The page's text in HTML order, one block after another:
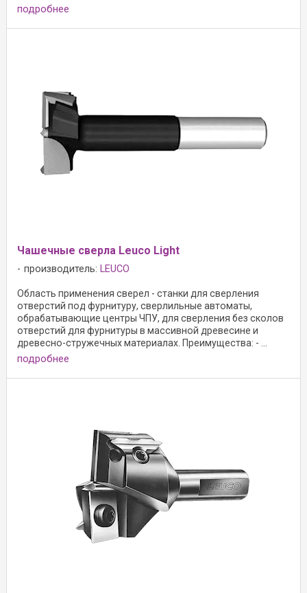
подробнее
Чашечные сверла Leuco Light
производитель: LEUCO
Область применения сверел - станки для сверления
отверстий под фурнитуру, сверлильные автоматы,
обрабатывающие центры ЧПУ, для сверления без сколов
отверстий для фурнитуры в массивной древесине и
древесно-стружечных материалах. Преимущества: - ...
подробнее